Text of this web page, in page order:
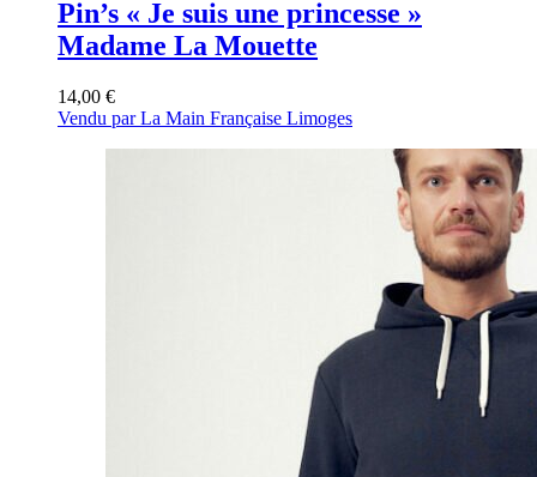
Pin’s « Je suis une princesse »
Madame La Mouette
14,00 €
Vendu par La Main Française Limoges